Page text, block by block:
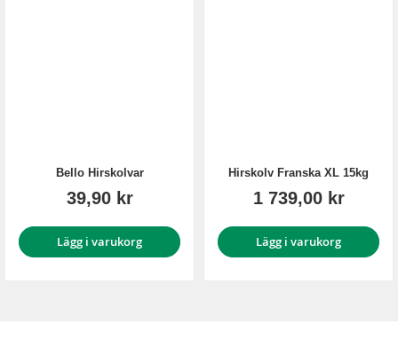
Bello Hirskolvar
39,90 kr
Lägg i varukorg
Hirskolv Franska XL 15kg
1 739,00 kr
Lägg i varukorg